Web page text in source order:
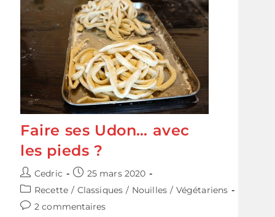
Faire ses Udon… avec
les pieds ?
Auteur/autrice
de
la
publication :
Cedric
Publication
publiée :
25 mars 2020
Post
category:
Recette / Classiques / Nouilles / Végétariens
Commentaires
2 commentaires